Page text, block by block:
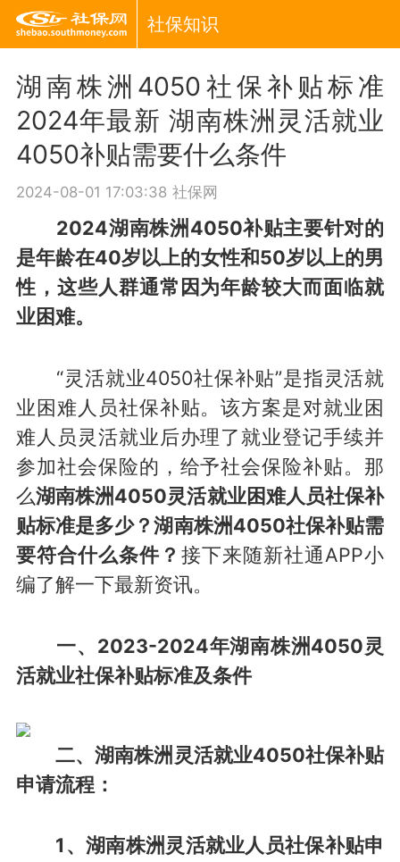
社保知识
湖南株洲4050社保补贴标准
2024年最新 湖南株洲灵活就业
4050补贴需要什么条件
2024-08-01 17:03:38 社保网
2024湖南株洲4050补贴主要针对的
是年龄在40岁以上的女性和50岁以上的男
性，这些人群通常因为年龄较大而面临就
业困难。
“灵活就业4050社保补贴”是指灵活就
业困难人员社保补贴。该方案是对就业困
难人员灵活就业后办理了就业登记手续并
参加社会保险的，给予社会保险补贴。那
么湖南株洲4050灵活就业困难人员社保补
贴标准是多少？湖南株洲4050社保补贴需
要符合什么条件？ 接下来随新社通APP小
编了解一下最新资讯。
一、2023-2024年湖南株洲4050灵
活就业社保补贴标准及条件
二、湖南株洲灵活就业4050社保补贴
申请流程：
1、湖南株洲灵活就业人员社保补贴申